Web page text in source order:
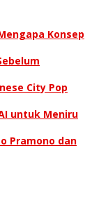
Konsep
City Pop
untuk Meniru
Pramono dan